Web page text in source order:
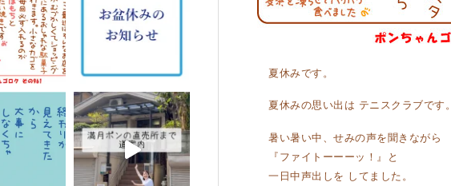
夏休みです。
夏休みの思い出は テニスクラブです。
暑い暑い中、せみの声を聞きながら
『ファイトーーーッ！』と
一日中声出しを してました。